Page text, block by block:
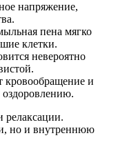
напряжение,
пена мягко
клетки.
невероятно
кровообращение и
релаксации.
но и внутреннюю